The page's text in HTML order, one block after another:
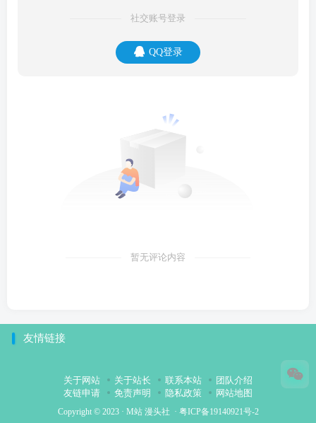
社交账号登录
QQ登录
暂无评论内容
友情链接
关于网站 关于站长 联系本站
团队介绍
友链申请
免责声明 隐私政策 网站地图
Copyright © 2023 · M站 漫头社 · 粤ICP备19140921号-2